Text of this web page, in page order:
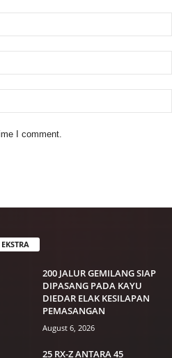
I comment.
200 JALUR GEMILANG SIAP
DIPASANG PADA KAYU
DIEDAR ELAK KESILAPAN
PEMASANGAN
August 6, 2026
25 RX-Z ANTARA 45